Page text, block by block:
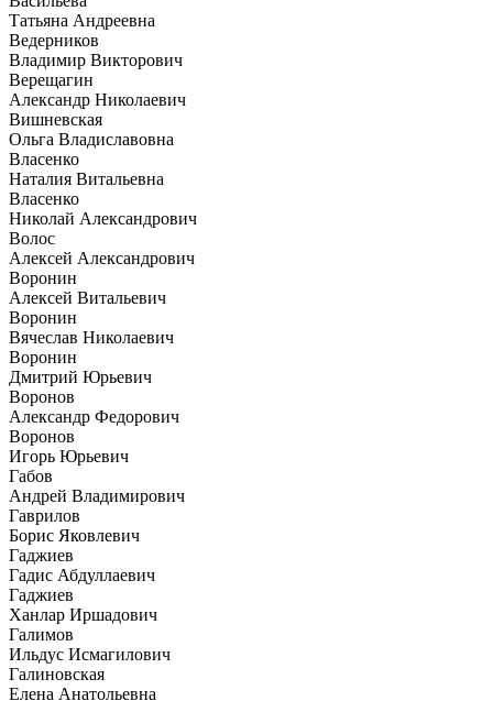
Татьяна Андреевна
Ведерников
Владимир Викторович
Верещагин
Александр Николаевич
Вишневская
Ольга Владиславовна
Власенко
Наталия Витальевна
Власенко
Николай Александрович
Волос
Алексей Александрович
Воронин
Алексей Витальевич
Воронин
Вячеслав Николаевич
Воронин
Дмитрий Юрьевич
Воронов
Александр Федорович
Воронов
Игорь Юрьевич
Габов
Андрей Владимирович
Гаврилов
Борис Яковлевич
Гаджиев
Гадис Абдуллаевич
Гаджиев
Ханлар Иршадович
Галимов
Ильдус Исмагилович
Галиновская
Елена Анатольевна